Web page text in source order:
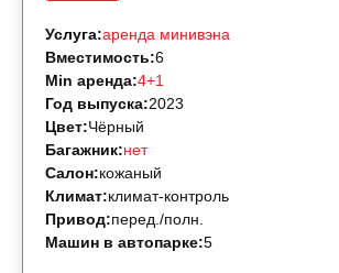
Услуга:аренда минивэна
Вместимость:6
Min аренда:4+1
Год выпуска:2023
Цвет:Чёрный
Багажник:нет
Салон:кожаный
Климат:климат-контроль
Привод:перед./полн.
Машин в автопарке:5